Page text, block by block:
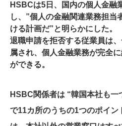
HSBCは5日、国内の個人金融
し、”個人の金融関連業務担当
ける計画だ”と明らかにした。
退職申請を拒否する従業員は
属され、個人金融業務が完全
ができる。
HSBC関係者は “韓国本社も
で11カ所のうちの1つのポイン